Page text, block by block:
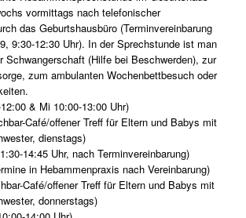
vormittags nach telefonischer
das Geburtshausbüro (Terminvereinbarung
9:30-12:30 Uhr). In der Sprechstunde ist man
Schwangerschaft (Hilfe bei Beschwerden), zur
zum ambulanten Wochenbettbesuch oder
& Mi 10:00-13:00 Uhr)
Café/offener Treff für Eltern und Babys mit
dienstags)
14:45 Uhr, nach Terminvereinbarung)
in Hebammenpraxis nach Vereinbarung)
Café/offener Treff für Eltern und Babys mit
donnerstags)